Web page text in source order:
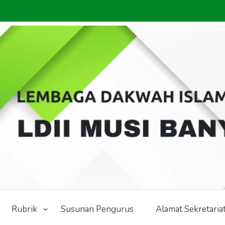
Rubrik Susunan Pengurus Alamat